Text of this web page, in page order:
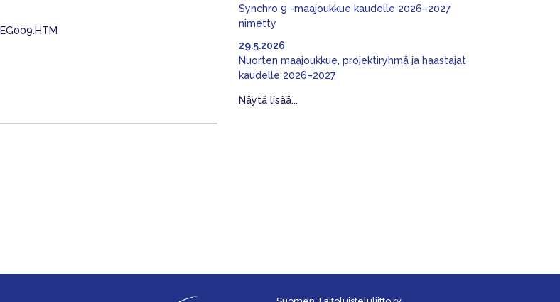
Synchro 9 -maajoukkue kaudelle 2026–2027
nimetty
Nuorten maajoukkue, projektiryhmä ja haastajat
kaudelle 2026–2027
29.5.2026
Näytä lisää...